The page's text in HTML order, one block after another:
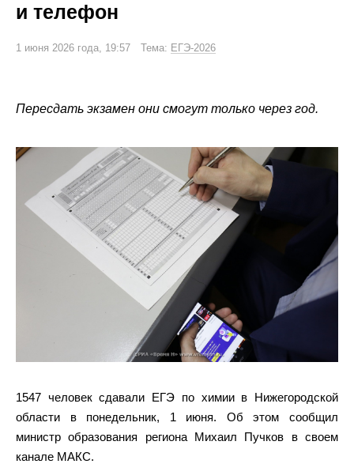
и телефон
1 июня 2026 года, 19:57 Тема: ЕГЭ-2026
Пересдать экзамен они смогут только через год.
1547 человек сдавали ЕГЭ по химии в Нижегородской
области в понедельник, 1 июня. Об этом сообщил
министр образования региона Михаил Пучков в своем
канале МАКС.